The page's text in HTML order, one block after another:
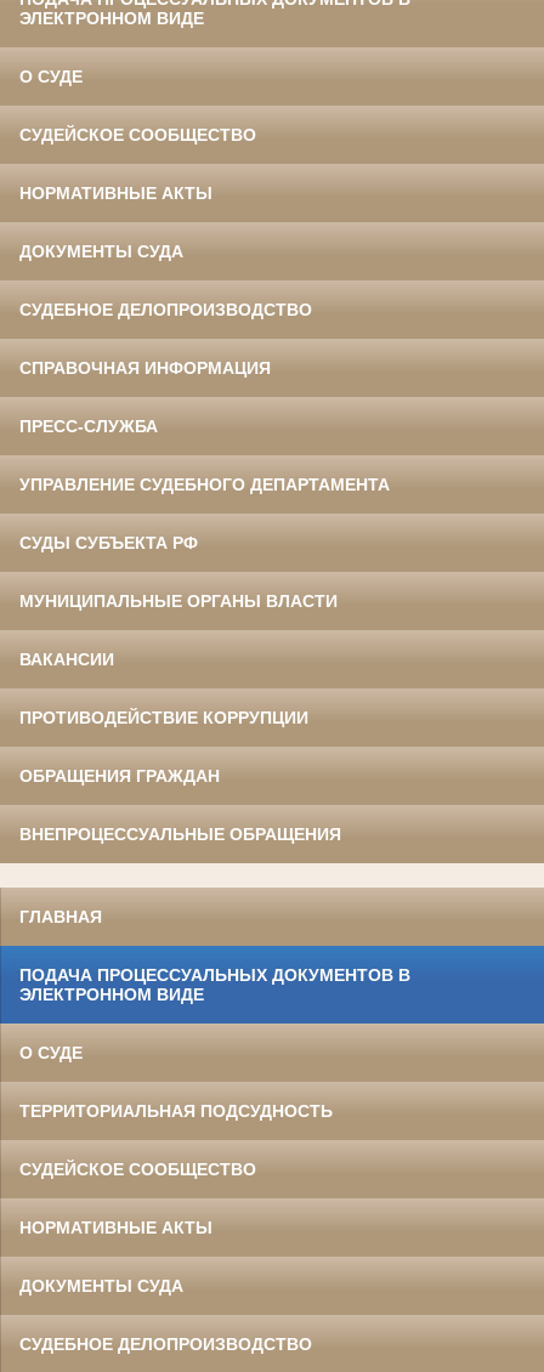
ЭЛЕКТРОННОМ ВИДЕ
О СУДЕ
СУДЕЙСКОЕ СООБЩЕСТВО
НОРМАТИВНЫЕ АКТЫ
ДОКУМЕНТЫ СУДА
СУДЕБНОЕ ДЕЛОПРОИЗВОДСТВО
СПРАВОЧНАЯ ИНФОРМАЦИЯ
ПРЕСС-СЛУЖБА
УПРАВЛЕНИЕ СУДЕБНОГО ДЕПАРТАМЕНТА
СУДЫ СУБЪЕКТА РФ
МУНИЦИПАЛЬНЫЕ ОРГАНЫ ВЛАСТИ
ВАКАНСИИ
ПРОТИВОДЕЙСТВИЕ КОРРУПЦИИ
ОБРАЩЕНИЯ ГРАЖДАН
ВНЕПРОЦЕССУАЛЬНЫЕ ОБРАЩЕНИЯ
ГЛАВНАЯ
ПОДАЧА ПРОЦЕССУАЛЬНЫХ ДОКУМЕНТОВ В
ЭЛЕКТРОННОМ ВИДЕ
О СУДЕ
ТЕРРИТОРИАЛЬНАЯ ПОДСУДНОСТЬ
СУДЕЙСКОЕ СООБЩЕСТВО
НОРМАТИВНЫЕ АКТЫ
ДОКУМЕНТЫ СУДА
СУДЕБНОЕ ДЕЛОПРОИЗВОДСТВО